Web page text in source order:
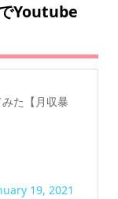
Youtube
た【月収暴
19, 2021